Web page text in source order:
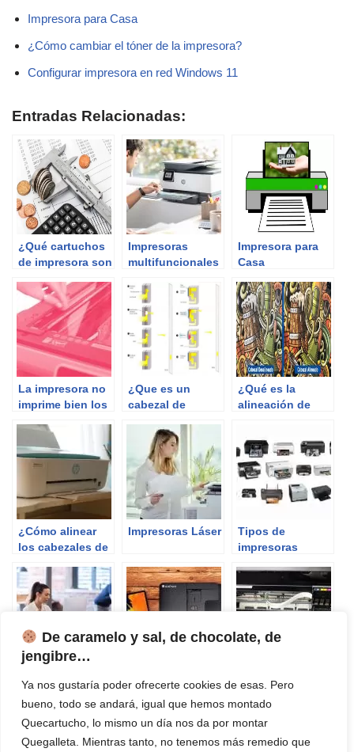
De caramelo y sal, de chocolate, de
jengibre…
Ya nos gustaría poder ofrecerte cookies de esas. Pero
bueno, todo se andará, igual que hemos montado
Quecartucho, lo mismo un día nos da por montar
Quegalleta. Mientras tanto, no tenemos más remedio que
Impresora para Casa
¿Cómo cambiar el tóner de la impresora?
Configurar impresora en red Windows 11
Entradas Relacionadas:
¿Qué cartuchos
de impresora son
Impresoras
multifuncionales
Impresora para
Casa
La impresora no
imprime bien los
verde, azul,
amarillo, rojo)
¿Que es un
cabezal de
¿Qué es la
alineación de
¿Cómo alinear
los cabezales de
HP?
Impresoras Láser
Tipos de
impresoras
cabezales de
impresión
Brother
AirPrint
cabezales de la
impresora Epson